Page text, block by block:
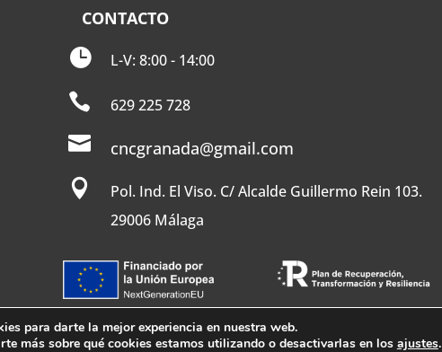
CONTACTO
 L-V: 8:00 - 14:00
 629 225 728
 cncgranada@gmail.com

Pol. Ind. El Viso. C/ Alcalde Guillermo Rein 103.
29006 Málaga
para darte la mejor experiencia en nuestra web.
más sobre qué cookies estamos utilizando o desactivarlas en los ajustes.